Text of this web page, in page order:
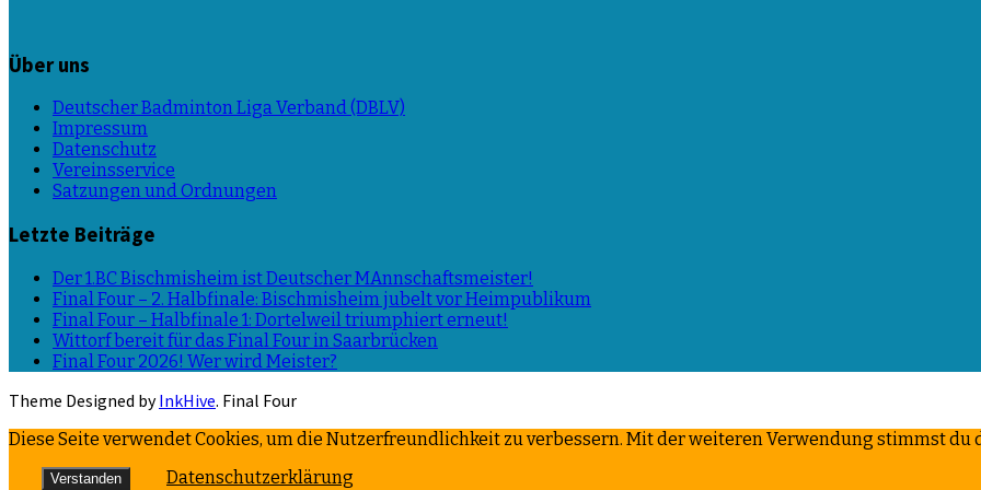
Über uns
Deutscher Badminton Liga Verband (DBLV)
Impressum
Datenschutz
Vereinsservice
Satzungen und Ordnungen
Letzte Beiträge
Der 1.BC Bischmisheim ist Deutscher MAnnschaftsmeister!
Final Four – 2. Halbfinale: Bischmisheim jubelt vor Heimpublikum
Final Four – Halbfinale 1: Dortelweil triumphiert erneut!
Wittorf bereit für das Final Four in Saarbrücken
Final Four 2026! Wer wird Meister?
Theme Designed byInkHive. Final Four
Diese Seite verwendet Cookies, um die Nutzerfreundlichkeit zu verbessern. Mit der weiteren Verwendung stimmst du
Verstanden Datenschutzerklärung